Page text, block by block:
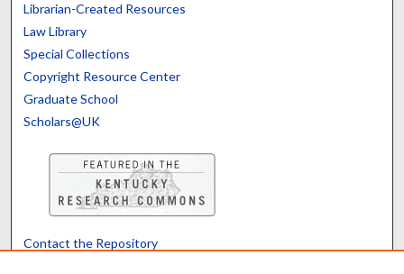
Librarian-Created Resources
Law Library
Special Collections
Copyright Resource Center
Graduate School
Scholars@UK
Contact the Repository